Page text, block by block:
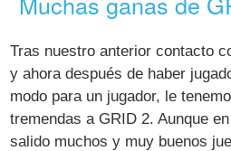
Tras nuestro anterior contacto
y ahora después de haber
modo para un jugador, le
tremendas a GRID 2. Aunque
salido muchos y muy buenos